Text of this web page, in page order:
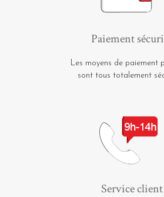
Paiement
Les moyens de paiement
sont tous totalement
Service client